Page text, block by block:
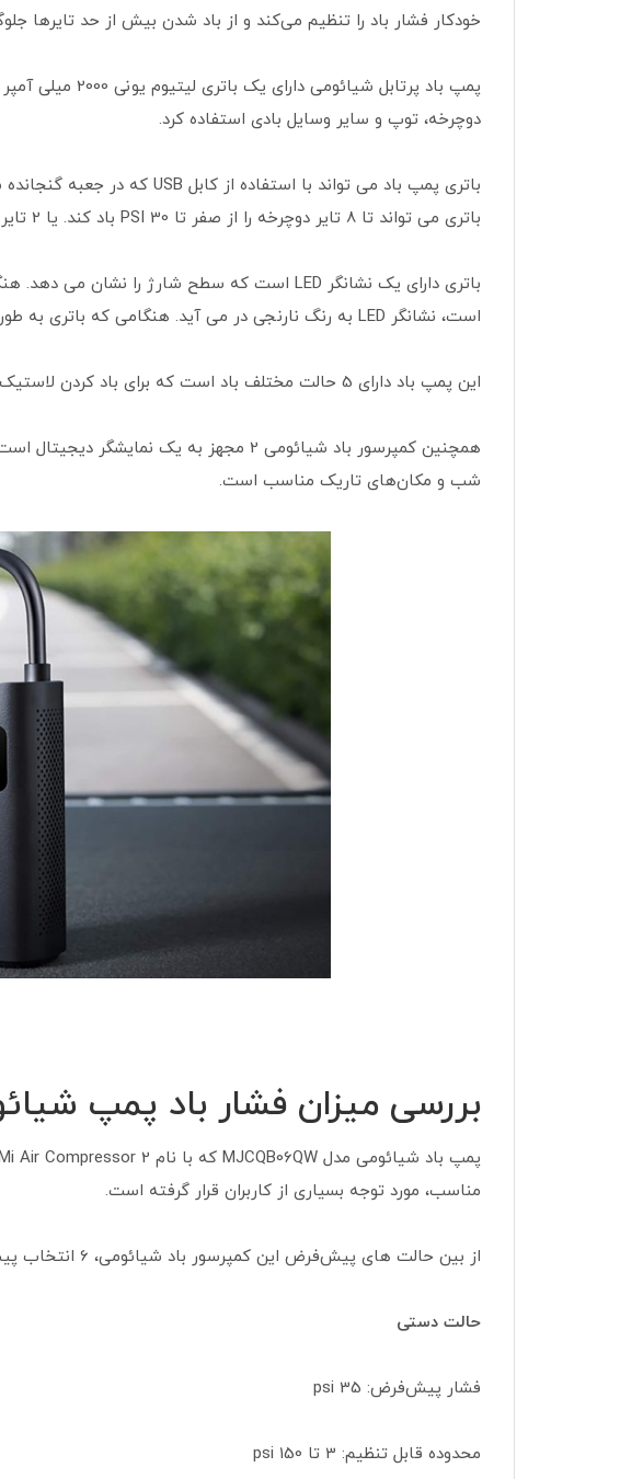
خودکار فشار باد را تنظیم می‌کند و از باد شدن بیش از حد تایرها
پمپ باد
دوچرخه، توپ و سایر وسایل بادی استفاده کرد.
باتری می تواند تا 8 تایر دوچرخه را از صفر تا 30 PSI باد کند. یا 2 تایر ماشین را از صفر تا 25 PSI باد کند.
است، نشانگر LED به رنگ نارنجی در می آید. هنگامی که باتری به طور کامل شارژ شد، نشانگر LED به رنگ سبز در می آید.
این پمپ باد دارای 5 حالت مختلف باد است که برای باد کردن لاستیک خودرو، دوچرخه، توپ و سایر لوازم ورزشی و تفریحی است.
شب و مکان‌های تاریک مناسب است.
بررسی میزان فشار باد پمپ
مناسب، مورد توجه بسیاری از کاربران قرار گرفته است.
از بین حالت های پیش‌فرض این کمپرسور باد شیائومی، 6 انتخاب پیش روی شما است. این شش مود، به شرح زیر هستند:
حالت دستی
فشار پیش‌فرض: 35 psi
محدوده قابل تنظیم: 3 تا 150 psi